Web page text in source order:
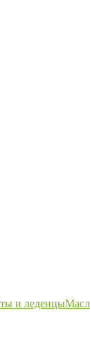
и леденцы